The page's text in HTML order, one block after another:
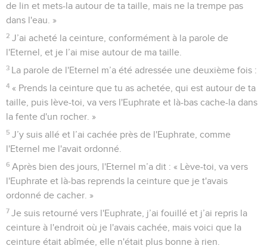
de lin et mets-la autour de ta taille, mais ne la trempe pas
dans l'eau. »
2 J’ai acheté la ceinture, conformément à la parole de
l'Eternel, et je l’ai mise autour de ma taille.
3 La parole de l'Eternel m’a été adressée une deuxième fois :
4 « Prends la ceinture que tu as achetée, qui est autour de ta
taille, puis lève-toi, va vers l'Euphrate et là-bas cache-la dans
la fente d'un rocher. »
5 J’y suis allé et l’ai cachée près de l'Euphrate, comme
l'Eternel me l'avait ordonné.
6 Après bien des jours, l'Eternel m’a dit : « Lève-toi, va vers
l'Euphrate et là-bas reprends la ceinture que je t'avais
ordonné de cacher. »
7 Je suis retourné vers l'Euphrate, j’ai fouillé et j’ai repris la
ceinture à l'endroit où je l'avais cachée, mais voici que la
ceinture était abîmée, elle n'était plus bonne à rien.